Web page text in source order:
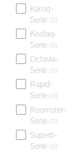
Karoq-
Serie (0)
Kodiaq-
Serie (0)
Octavia-
Serie (0)
Rapid-
Serie (0)
Roomster-
Serie (0)
Superb-
Serie (0)